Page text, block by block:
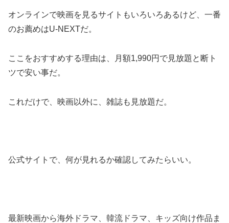
オンラインで映画を見るサイトもいろいろあるけど、一番
のお薦めはU-NEXTだ。
ここをおすすめする理由は、月額1,990円で見放題と断ト
ツで安い事だ。
これだけで、映画以外に、雑誌も見放題だ。
公式サイトで、何が見れるか確認してみたらいい。
最新映画から海外ドラマ、韓流ドラマ、キッズ向け作品ま